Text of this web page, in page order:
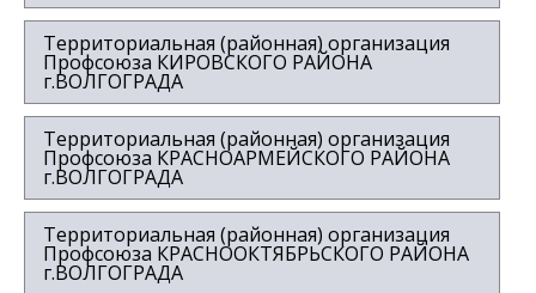
Территориальная (районная) организация
Профсоюза КИРОВСКОГО РАЙОНА
г.ВОЛГОГРАДА
Территориальная (районная) организация
Профсоюза КРАСНОАРМЕЙСКОГО РАЙОНА
г.ВОЛГОГРАДА
Территориальная (районная) организация
Профсоюза КРАСНООКТЯБРЬСКОГО РАЙОНА
г.ВОЛГОГРАДА